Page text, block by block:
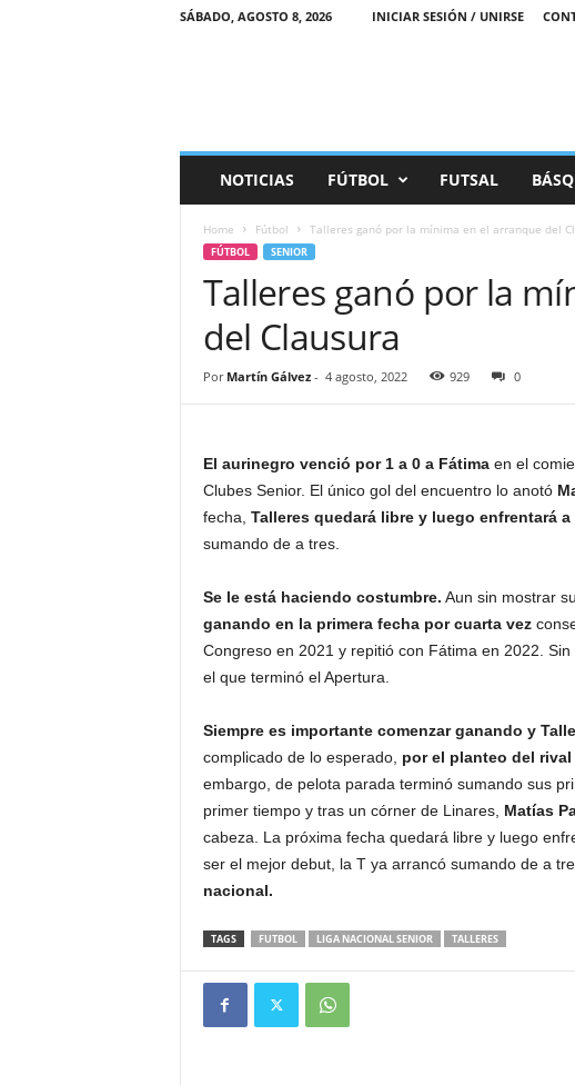
SÁBADO, AGOSTO 8, 2026 INICIAR SESIÓN / UNIRSE
r
NOTICIAS FÚTBOL FUTSAL
Home Fútbol Talleres ganó por la mínima en el arranque del
FÚTBOL SENIOR
Talleres ganó por la
del Clausura
Por Martín Gálvez- 4 agosto, 2022 929 0
El aurinegro venció por 1 a 0 a Fátimaen el
Clubes Senior. El único gol del encuentro lo anotó
fecha, Talleres quedará libre y luego enfrentará
sumando de a tres.
Se le está haciendo costumbre. Aun sin mostrar
ganando en la primera fecha por cuarta vez
Congreso en 2021 y repitió con Fátima en 2022. Sin
el que terminó el Apertura.
Siempre es importante comenzar ganando y
complicado de lo esperado, por el planteo del
embargo, de pelota parada terminó sumando sus
primer tiempo y tras un córner de Linares, Matías
cabeza. La próxima fecha quedará libre y luego
ser el mejor debut, la T ya arrancó sumando de a
nacional.
TAGS FUTBOL LIGA NACIONAL SENIOR TALLERES